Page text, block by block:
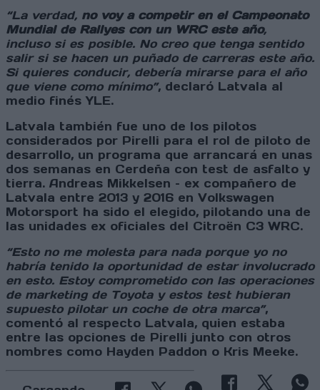
“La verdad, no voy a competir en el Campeonato
Mundial de Rallyes con un WRC este año,
incluso si es posible. No creo que tenga sentido
salir si se hacen un puñado de carreras este año.
Si quieres conducir, debería mirarse para el año
que viene como mínimo”, declaró Latvala al
medio finés YLE.
Latvala también fue uno de los pilotos
considerados por Pirelli para el rol de piloto de
desarrollo, un programa que arrancará en unas
dos semanas en Cerdeña con test de asfalto y
tierra. Andreas Mikkelsen – ex compañero de
Latvala entre 2013 y 2016 en Volkswagen
Motorsport ha sido el elegido, pilotando una de
las unidades ex oficiales del Citroën C3 WRC.
“Esto no me molesta para nada porque yo no
habría tenido la oportunidad de estar involucrado
en esto. Estoy comprometido con las operaciones
de marketing de Toyota y estos test hubieran
supuesto pilotar un coche de otra marca”,
comentó al respecto Latvala, quien estaba
entre las opciones de Pirelli junto con otros
nombres como Hayden Paddon o Kris Meeke.